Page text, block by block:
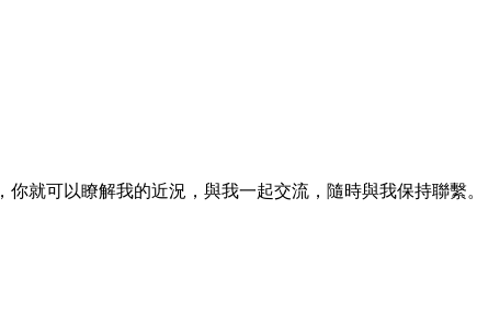
你就可以瞭解我的近況，與我一起交流，隨時與我保持聯繫。